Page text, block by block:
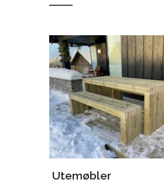
Utemøbler